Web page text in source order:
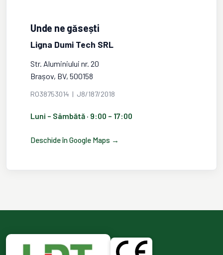
Unde ne găsești
Ligna Dumi Tech SRL
Str. Aluminiului nr. 20
Brașov, BV, 500158
RO38753014 | J8/187/2018
Luni – Sâmbătă · 9:00 – 17:00
Deschide în Google Maps →